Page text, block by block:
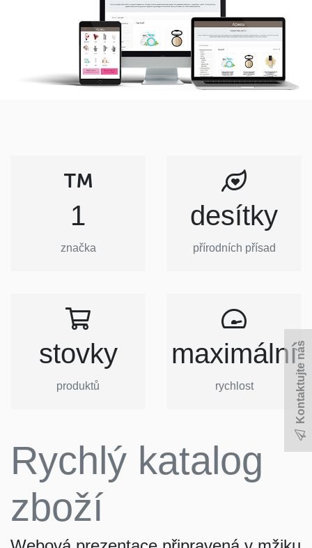
1
značka
desítky
přírodních přísad
stovky
produktů
maximální
rychlost
Rychlý katalog
zboží
Kontaktujte nás